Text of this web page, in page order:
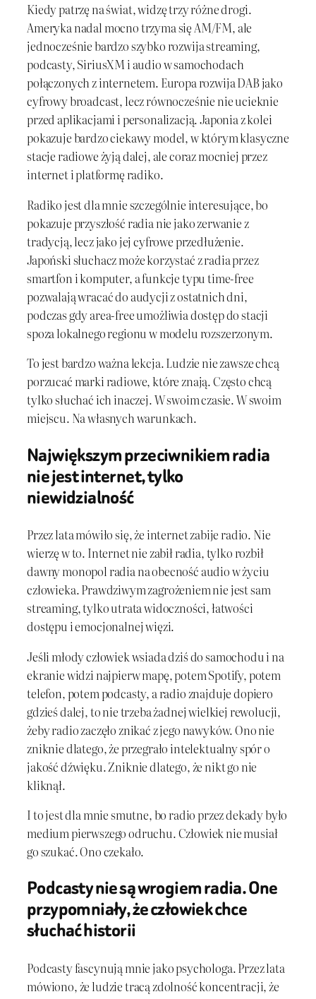
Kiedy patrzę na świat, widzę trzy różne drogi.
Ameryka nadal mocno trzyma się AM/FM, ale
jednocześnie bardzo szybko rozwija streaming,
podcasty, SiriusXM i audio w samochodach
połączonych z internetem. Europa rozwija DAB jako
cyfrowy broadcast, lecz równocześnie nie ucieknie
przed aplikacjami i personalizacją. Japonia z kolei
pokazuje bardzo ciekawy model, w którym klasyczne
stacje radiowe żyją dalej, ale coraz mocniej przez
internet i platformę radiko.
Radiko jest dla mnie szczególnie interesujące, bo
pokazuje przyszłość radia nie jako zerwanie z
tradycją, lecz jako jej cyfrowe przedłużenie.
Japoński słuchacz może korzystać z radia przez
smartfon i komputer, a funkcje typu time-free
pozwalają wracać do audycji z ostatnich dni,
podczas gdy area-free umożliwia dostęp do stacji
spoza lokalnego regionu w modelu rozszerzonym.
To jest bardzo ważna lekcja. Ludzie nie zawsze chcą
porzucać marki radiowe, które znają. Często chcą
tylko słuchać ich inaczej. W swoim czasie. W swoim
miejscu. Na własnych warunkach.
Największym przeciwnikiem radia
nie jest internet, tylko
niewidzialność
Przez lata mówiło się, że internet zabije radio. Nie
wierzę w to. Internet nie zabił radia, tylko rozbił
dawny monopol radia na obecność audio w życiu
człowieka. Prawdziwym zagrożeniem nie jest sam
streaming, tylko utrata widoczności, łatwości
dostępu i emocjonalnej więzi.
Jeśli młody człowiek wsiada dziś do samochodu i na
ekranie widzi najpierw mapę, potem Spotify, potem
telefon, potem podcasty, a radio znajduje dopiero
gdzieś dalej, to nie trzeba żadnej wielkiej rewolucji,
żeby radio zaczęło znikać z jego nawyków. Ono nie
zniknie dlatego, że przegrało intelektualny spór o
jakość dźwięku. Zniknie dlatego, że nikt go nie
kliknął.
I to jest dla mnie smutne, bo radio przez dekady było
medium pierwszego odruchu. Człowiek nie musiał
go szukać. Ono czekało.
Podcasty nie są wrogiem radia. One
przypomniały, że człowiek chce
słuchać historii
Podcasty fascynują mnie jako psychologa. Przez lata
mówiono, że ludzie tracą zdolność koncentracji, że